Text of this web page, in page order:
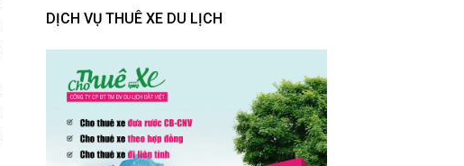
DỊCH VỤ THUÊ XE DU LỊCH